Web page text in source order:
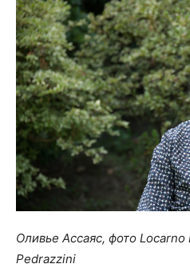
Оливье Ассаяс, фото
Pedrazzini